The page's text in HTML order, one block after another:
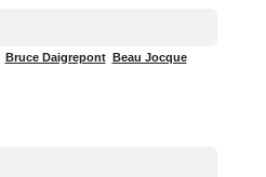
Bruce Daigrepont Beau Jocque